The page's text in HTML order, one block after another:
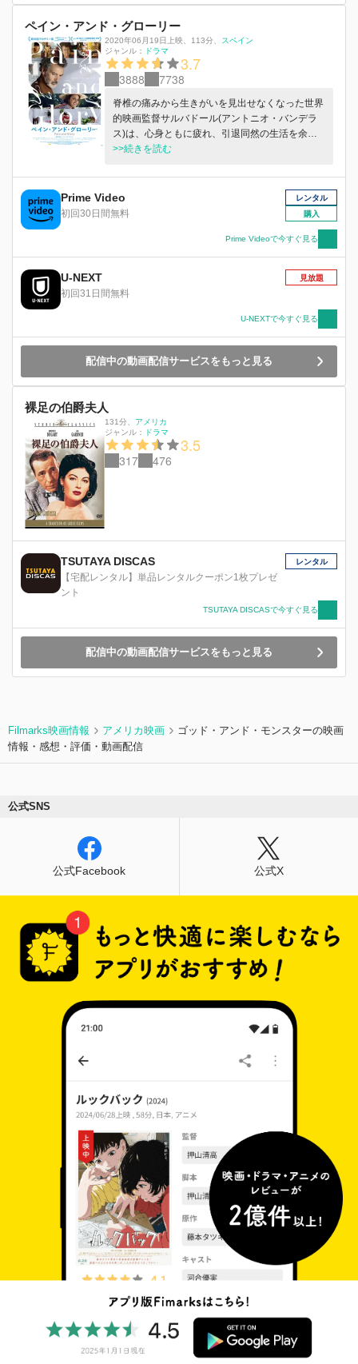
ペイン・アンド・グローリー
2020年06月19日上映 113分
スペイン
ジャンル：
ドラマ
3.7
3888 7738
脊椎の痛みから生きがいを見出せなくなった世界
的映画監督サルバドール(アントニオ・バンデラ
ス)は、心身ともに疲れ、引退同然の生活を余儀
なくされていた。そんななか、昔の自分をよく回
住んだバレンシアの村での出来事、マドリッドで
の恋と破局。その痛みは今も消えることなく残っ
ていた。そんなと32年前に撮った作品の上映依頼
が届く。思わぬ再会が心を閉ざしていた彼を過去
へと翻らせる。そして記憶のたどり着いた先に
は・・・。
>>続きを読む
Prime Video
初回30日間無料
レンタル
購入
Prime Videoで今すぐ見る
U-NEXT
初回31日間無料
見放題
U-NEXTで今すぐ見る
配信中の動画配信サービスをもっと見る
裸足の伯爵夫人
131分
アメリカ
ジャンル：
ドラマ
3.5
317 476
TSUTAYA DISCAS
【宅配レンタル】単品レンタルクーポン1枚プレゼ
ント
レンタル
TSUTAYA DISCASで今すぐ見る
配信中の動画配信サービスをもっと見る
Filmarks映画情報 アメリカ映画
ゴッド・アンド・モンスターの映画
情報・感想・評価・動画配信
公式SNS
公式Facebook 公式X